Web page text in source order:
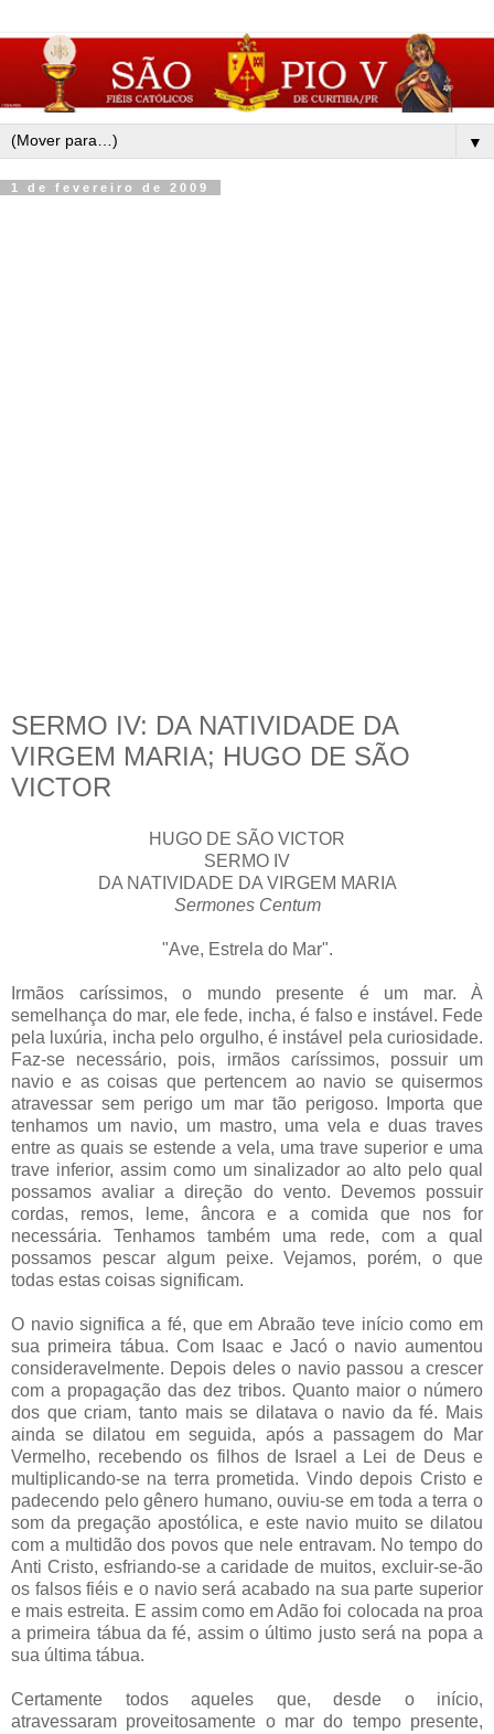
▼
1 de fevereiro de 2009
SERMO IV: DA NATIVIDADE DA
VIRGEM MARIA; HUGO DE SÃO
VICTOR
HUGO DE SÃO VICTOR
SERMO IV
DA NATIVIDADE DA VIRGEM MARIA
Sermones Centum
"Ave, Estrela do Mar".
Irmãos caríssimos, o mundo presente é um mar. À
semelhança do mar, ele fede, incha, é falso e instável. Fede
pela luxúria, incha pelo orgulho, é instável pela curiosidade.
Faz-se necessário, pois, irmãos caríssimos, possuir um
navio e as coisas que pertencem ao navio se quisermos
atravessar sem perigo um mar tão perigoso. Importa que
tenhamos um navio, um mastro, uma vela e duas traves
entre as quais se estende a vela, uma trave superior e uma
trave inferior, assim como um sinalizador ao alto pelo qual
possamos avaliar a direção do vento. Devemos possuir
cordas, remos, leme, âncora e a comida que nos for
necessária. Tenhamos também uma rede, com a qual
possamos pescar algum peixe. Vejamos, porém, o que
todas estas coisas significam.
O navio significa a fé, que em Abraão teve início como em
sua primeira tábua. Com Isaac e Jacó o navio aumentou
consideravelmente. Depois deles o navio passou a crescer
com a propagação das dez tribos. Quanto maior o número
dos que criam, tanto mais se dilatava o navio da fé. Mais
ainda se dilatou em seguida, após a passagem do Mar
Vermelho, recebendo os filhos de Israel a Lei de Deus e
multiplicando-se na terra prometida. Vindo depois Cristo e
padecendo pelo gênero humano, ouviu-se em toda a terra o
som da pregação apostólica, e este navio muito se dilatou
com a multidão dos povos que nele entravam. No tempo do
Anti Cristo, esfriando-se a caridade de muitos, excluir-se-ão
os falsos fiéis e o navio será acabado na sua parte superior
e mais estreita. E assim como em Adão foi colocada na proa
a primeira tábua da fé, assim o último justo será na popa a
sua última tábua.
Certamente todos aqueles que, desde o início,
atravessaram proveitosamente o mar do tempo presente,